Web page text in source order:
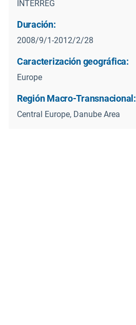
INTERREG
Duración:
2008/9/1-2012/2/28
Caracterización geográfica:
Europe
Región Macro-Transnacional:
Central Europe, Danube Area